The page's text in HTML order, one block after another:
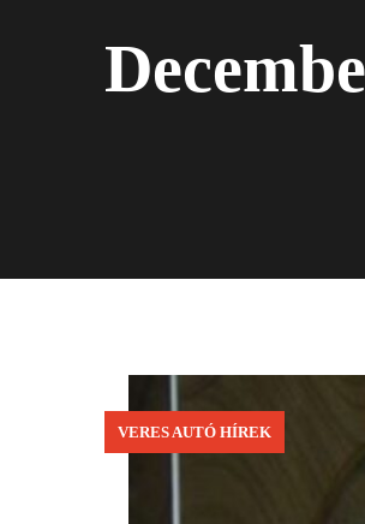
VERES AUTÓ HÍREK